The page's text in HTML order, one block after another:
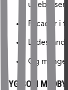
udebruser)
Facader i
Og
BYG SOM MEDBYG